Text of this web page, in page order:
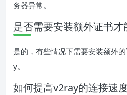
务器异常。
是否需要安装额外证书才
是的，有些情况下需要安装额外
y。
如何提高v2ray的连接速